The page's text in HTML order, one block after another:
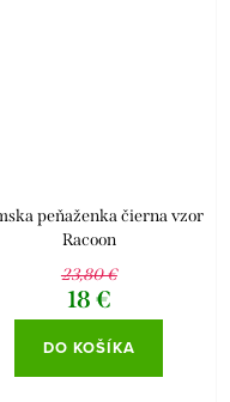
peňaženka čierna vzor
Racoon
23,80 €
18 €
DO KOŠÍKA